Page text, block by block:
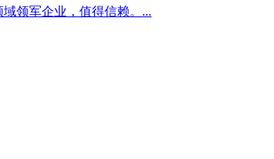
领军企业，值得信赖。...